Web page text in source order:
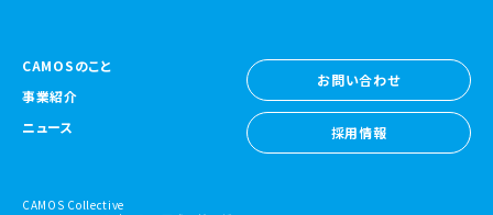
CAMOSのこと
事業紹介
ニュース
お問い合わせ
お問い合わせ
採用情報
CAMOS Collective